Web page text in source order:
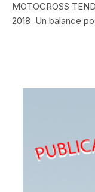
MOTOCROSS
2018 Un balance